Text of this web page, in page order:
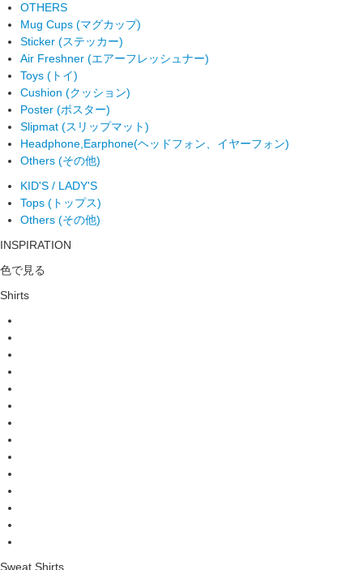
OTHERS
Mug Cups (マグカップ)
Sticker (ステッカー)
Air Freshner (エアーフレッシュナー)
Toys (トイ)
Cushion (クッション)
Poster (ポスター)
Slipmat (スリップマット)
Headphone,Earphone(ヘッドフォン、イヤーフォン)
Others (その他)
KID'S / LADY'S
Tops (トップス)
Others (その他)
INSPIRATION
色で見る
Shirts
Sweat Shirts